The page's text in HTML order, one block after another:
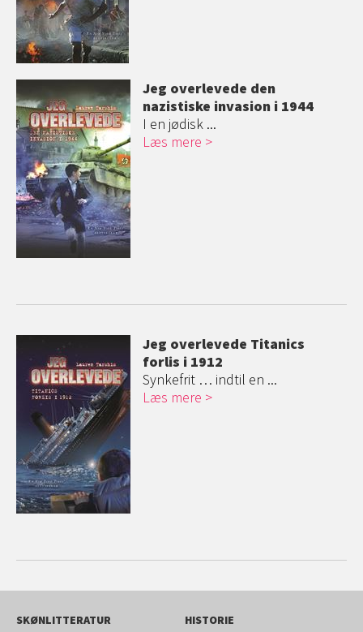
Jeg overlevede den
nazistiske invasion i 1944
I en jødisk ...
Læs mere
Jeg overlevede Titanics
forlis i 1912
Synkefrit … indtil en ...
Læs mere
SKØNLITTERATUR
HISTORIE